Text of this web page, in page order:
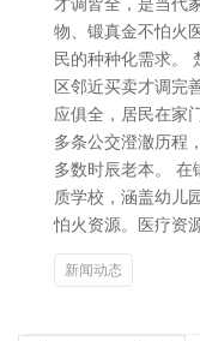
物、锻真金不怕火
民的种种化需求。
区邻近买卖才调完
应俱全，居民在家
多条公交澄澈历程
多数时辰老本。 在
质学校，涵盖幼儿
怕火资源。医疗资
新闻动态